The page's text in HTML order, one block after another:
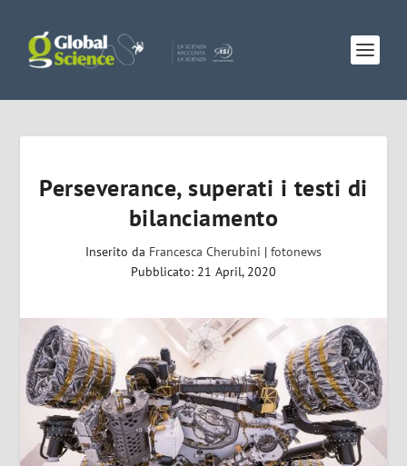
Perseverance, superati i testi di
bilanciamento
Inserito da Francesca Cherubini | fotonews
Pubblicato: 21 April, 2020